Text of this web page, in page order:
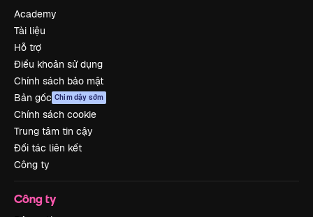
Academy
Tài liệu
Hỗ trợ
Điều khoản sử dụng
Chính sách bảo mật
Bản gốc Chim dậy sớm
Chính sách cookie
Trung tâm tin cậy
Đối tác liên kết
Công ty
Công ty